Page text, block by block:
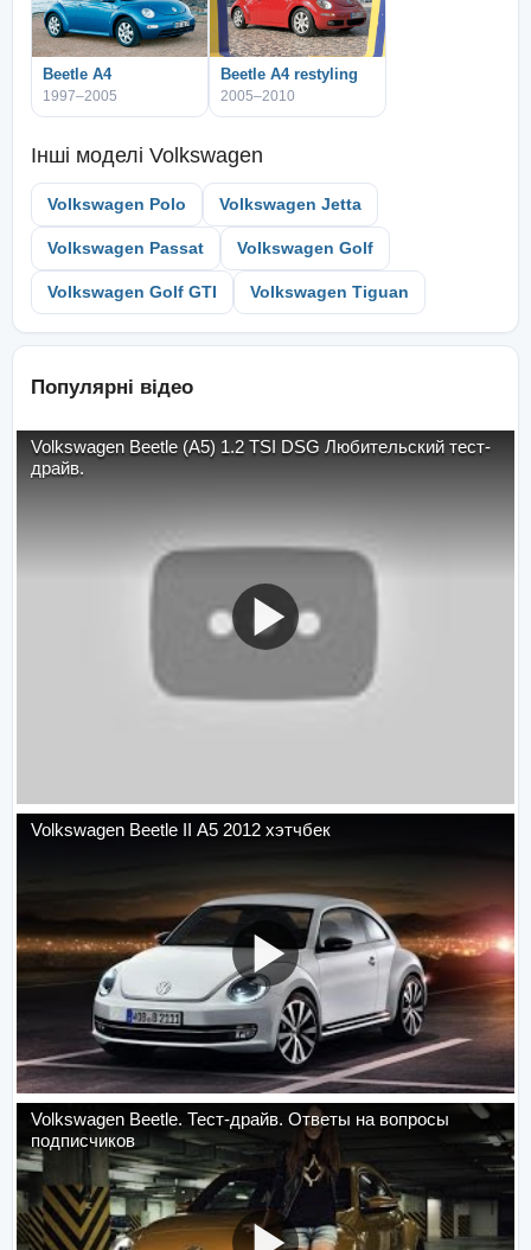
Beetle A4
1997–2005
Beetle A4 restyling
2005–2010
Інші моделі Volkswagen
Volkswagen Polo Volkswagen Jetta
Volkswagen Passat Volkswagen Golf
Volkswagen Golf GTI Volkswagen Tiguan
Популярні відео
Volkswagen Beetle (A5) 1.2 TSI DSG Любительский тест-
драйв.
Volkswagen Beetle II A5 2012 хэтчбек
Volkswagen Beetle. Тест-драйв. Ответы на вопросы
подписчиков